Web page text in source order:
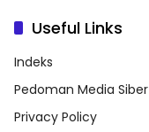
Useful Links
Indeks
Pedoman Media Siber
Privacy Policy